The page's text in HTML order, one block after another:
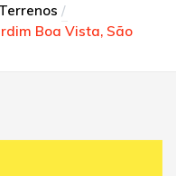
Terrenos
Boa Vista, São